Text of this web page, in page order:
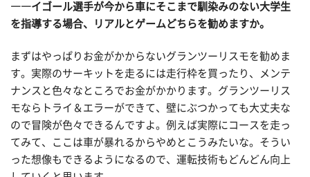
――イゴール選手が今から車にそこまで馴染みのない大学生
を指導する場合、リアルとゲームどちらを勧めますか。
まずはやっぱりお金がかからないグランツーリスモを勧めま
す。実際のサーキットを走るには走行枠を買ったり、メンテ
ナンスと色々なところでお金がかかります。グランツーリス
モならトライ＆エラーができて、壁にぶつかっても大丈夫な
ので冒険が色々できるんですよ。例えば実際にコースを走っ
てみて、ここは車が暴れるからやめとこうみたいな。そうい
った想像もできるようになるので、運転技術もどんどん向上